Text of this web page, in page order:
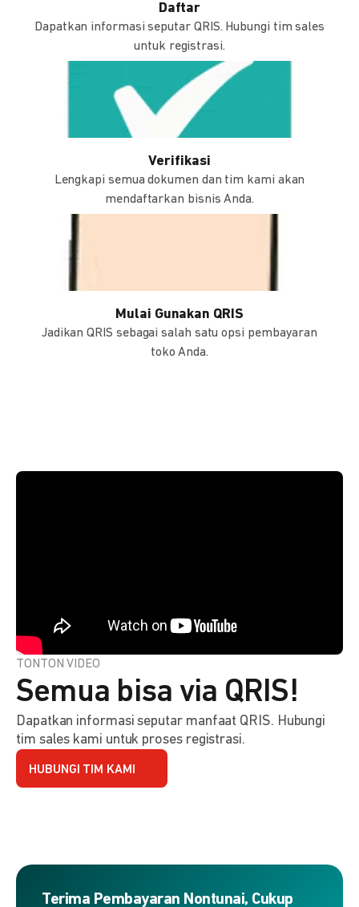
Daftar
Dapatkan informasi seputar QRIS. Hubungi tim sales
untuk registrasi.
Verifikasi
Lengkapi semua dokumen dan tim kami akan
mendaftarkan bisnis Anda.
Mulai Gunakan QRIS
Jadikan QRIS sebagai salah satu opsi pembayaran
toko Anda.
TONTON VIDEO
Semua bisa via QRIS!
Dapatkan informasi seputar manfaat QRIS. Hubungi
tim sales kami untuk proses registrasi.
HUBUNGI TIM KAMI
Terima Pembayaran Nontunai, Cukup